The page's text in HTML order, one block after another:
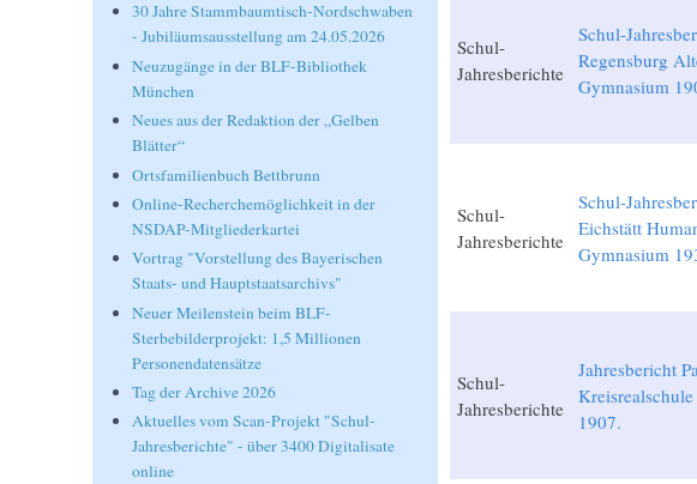
Schul-
Jahresberichte
Schul-
Regensburg
Gymnasium
Schul-
Jahresberichte
Schul-
Eichstätt
Gymnasium
Schul-
Jahresberichte
Jahresbericht
1907.
30 Jahre Stammbaumtisch-Nordschwaben
- Jubiläumsausstellung am 24.05.2026
Neuzugänge in der BLF-Bibliothek
München
Neues aus der Redaktion der „Gelben
Blätter“
Ortsfamilienbuch Bettbrunn
Online-Recherchemöglichkeit in der
NSDAP-Mitgliederkartei
Vortrag "Vorstellung des Bayerischen
Staats- und Hauptstaatsarchivs"
Neuer Meilenstein beim BLF-
Sterbebilderprojekt: 1,5 Millionen
Personendatensätze
Tag der Archive 2026
Aktuelles vom Scan-Projekt "Schul-
Jahresberichte" - über 3400 Digitalisate
online